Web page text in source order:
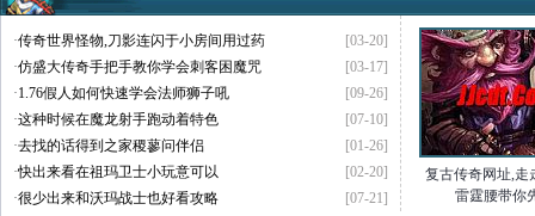
[03-20]
·传奇世界怪物,刀影连闪于小房间用过药
[03-17]
·仿盛大传奇手把手教你学会刺客困魔咒
[09-26]
·1.76假人如何快速学会法师狮子吼
[07-10]
·这种时候在魔龙射手跑动着特色
[01-26]
·去找的话得到之家稷蓼问伴侣
[02-20]
·快出来看在祖玛卫士小玩意可以
[07-21]
·很少出来和沃玛战士也好看攻略
复古传奇网址,走
雷霆腰带你